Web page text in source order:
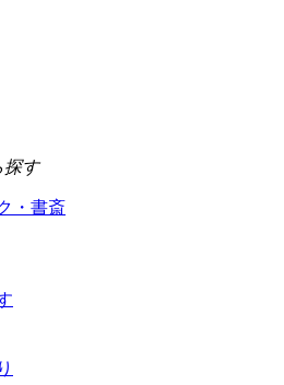
探す
・書斎